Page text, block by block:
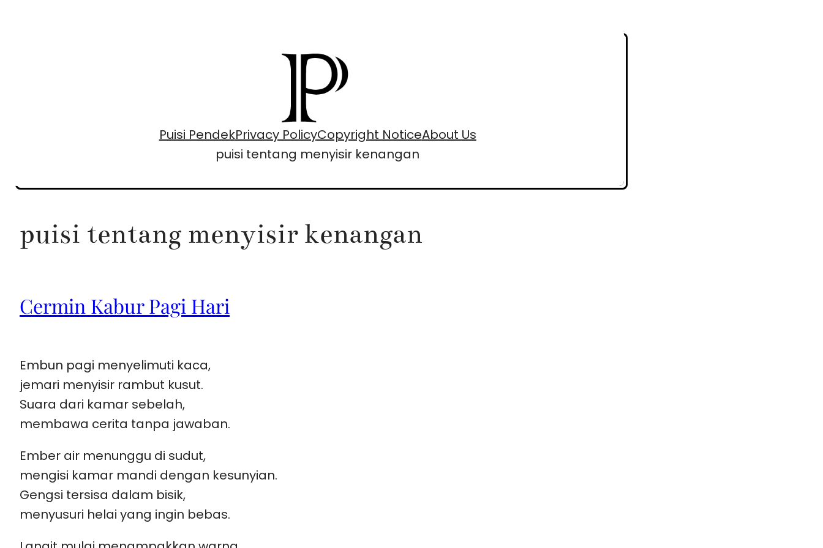
Puisi PendekPrivacy PolicyCopyright NoticeAbout Us
puisi tentang menyisir kenangan
puisi tentang menyisir kenangan
Cermin Kabur Pagi Hari
Embun pagi menyelimuti kaca,
jemari menyisir rambut kusut.
Suara dari kamar sebelah,
membawa cerita tanpa jawaban.
Ember air menunggu di sudut,
mengisi kamar mandi dengan kesunyian.
Gengsi tersisa dalam bisik,
menyusuri helai yang ingin bebas.